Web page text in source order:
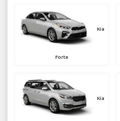
Kia
Forte
Kia